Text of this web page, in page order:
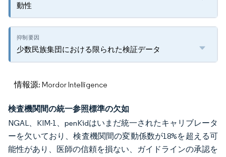
動性
少数民族集団における限られた検証データ
情報源: Mordor Intelligence
検査機関間の統一参照標準の欠如
NGAL、KIM-1、penKidはいまだ統一されたキャリブレータ
ーを欠いており、検査機関間の変動係数が18%を超える可
能性があり、医師の信頼を損ない、ガイドラインの承認を